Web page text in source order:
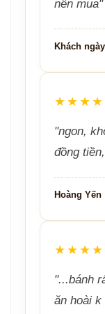
nên mua"
Khách
"ngon,
đồng
Hoàng
"...bánh
ăn hoài k